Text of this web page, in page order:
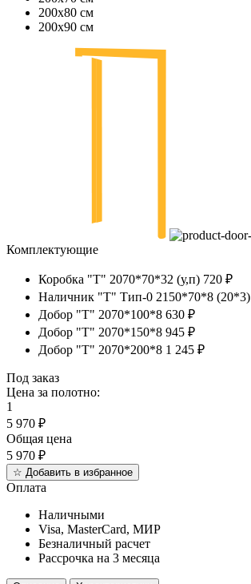
200х80 см
200х90 см
Комплектующие
Коробка "Т" 2070*70*32 (у,п) 720 ₽
Наличник "Т" Тип-0 2150*70*8 (20*3)
Добор "Т" 2070*100*8 630 ₽
Добор "Т" 2070*150*8 945 ₽
Добор "Т" 2070*200*8 1 245 ₽
Под заказ
Цена за полотно:
1
5 970 ₽
Общая цена
5 970 ₽
☆ Добавить в избранное
Оплата
Наличными
Visa, MasterCard, МИР
Безналичный расчет
Рассрочка на 3 месяца